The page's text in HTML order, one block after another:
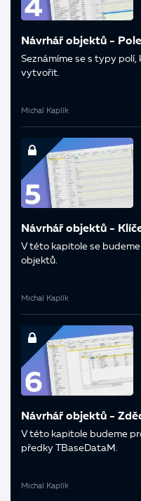
Návrhář objektů - Pole
Seznámíme se s typy
vytvořit.
Michal Kaplík
Návrhář objektů -
V této kapitole se
objektů.
Michal Kaplík
Návrhář objektů -
V této kapitole budeme
předky TBaseDataM.
Michal Kaplík